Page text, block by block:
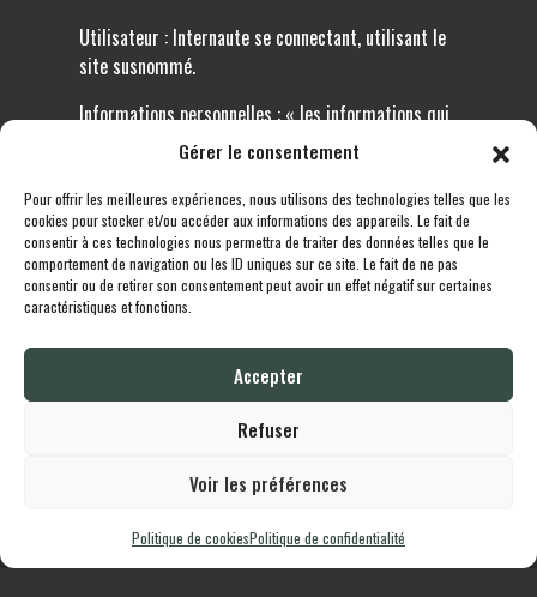
Gérer le consentement
Pour offrir les meilleures expériences, nous utilisons des technologies telles que les
cookies pour stocker et/ou accéder aux informations des appareils. Le fait de
consentir à ces technologies nous permettra de traiter des données telles que le
comportement de navigation ou les ID uniques sur ce site. Le fait de ne pas
consentir ou de retirer son consentement peut avoir un effet négatif sur certaines
caractéristiques et fonctions.
Accepter
Refuser
Voir les préférences
Politique de cookiesPolitique de confidentialité
Utilisateur : Internaute se connectant, utilisant le
site susnommé.
Informations personnelles : « les informations qui
permettent, sous quelque forme que ce soit,
physiques auxquelles elles s’appliquent » (article 4
de la loi n° 78-17 du 6 janvier 1978).
Toutes les destinations
propulsé fièrement par Une création
Politique de confidentialité